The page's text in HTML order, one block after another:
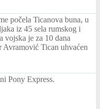
počela Ticanova buna, u
iz 45 sela rumskog i
vojska je za 10 dana
Avramović Tican uhvaćen
Pony Express.